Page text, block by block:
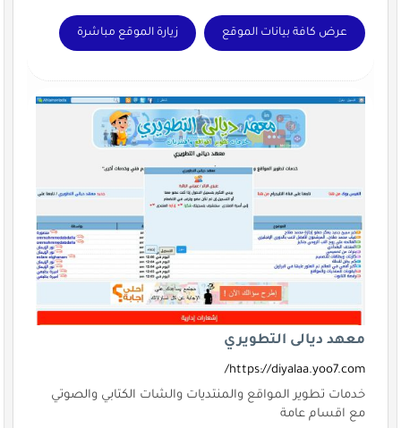
عرض كافة بيانات الموقع زيارة الموقع مباشرة
معهد ديالى التطويري
https://diyalaa.yoo7.com/
خدمات تطوير المواقع والمنتديات والشات الكتابي والصوتي
مع اقسام عامة